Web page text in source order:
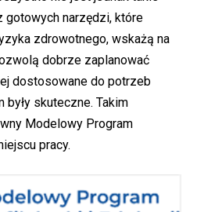
gotowych narzędzi, które
zdrowotnego, wskażą na
dobrze zaplanować
dostosowane do potrzeb
były skuteczne. Takim
Modelowy Program
pracy.